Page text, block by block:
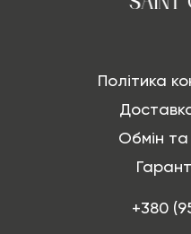
Політика
Обмін
+380